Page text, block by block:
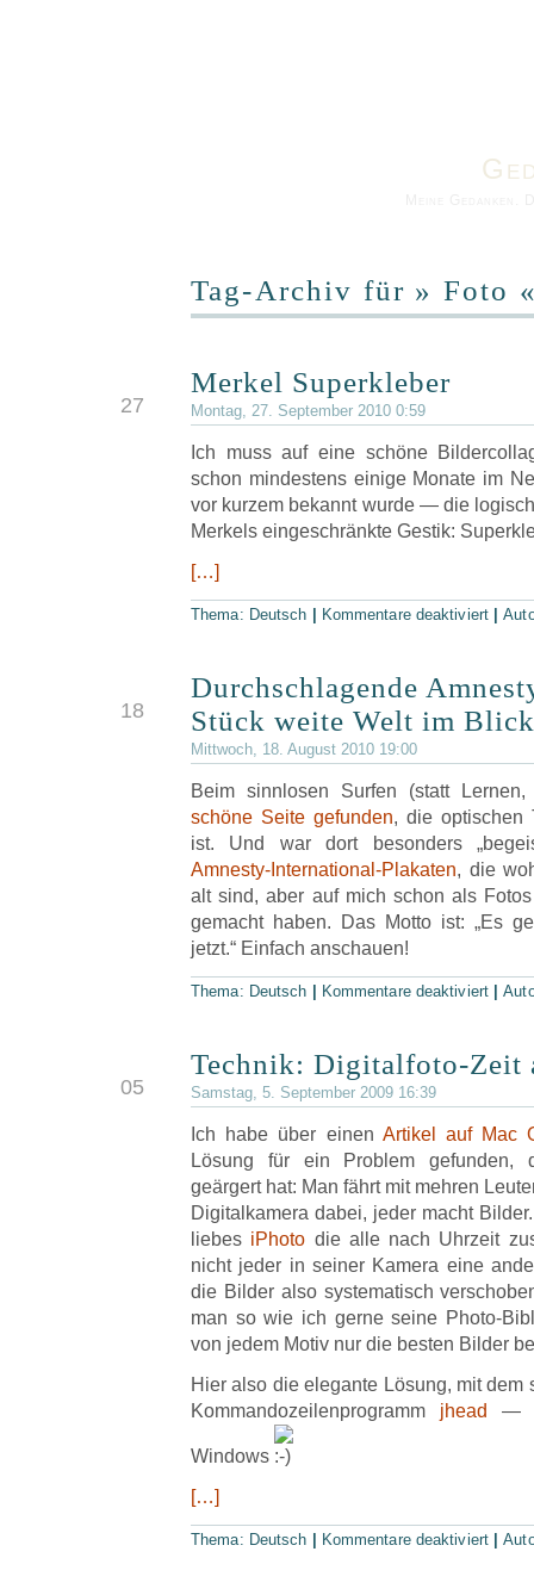
Tag-Archiv für » Foto
27
Merkel Superkleber
Montag, 27. September 2010 0:59
Ich muss auf eine schöne
schon mindestens einige Monate im
vor kurzem bekannt wurde — die
Merkels eingeschränkte Gestik:
[…]
Thema: Deutsch Kommentare deaktiviert|
18
Durchschlagende
Stück weite Welt im Blick
Mittwoch, 18. August 2010 19:00
Beim sinnlosen Surfen (statt
schöne Seite gefunden, die optischen
ist. Und war dort besonders
Amnesty-International-Plakaten, die
alt sind, aber auf mich schon als
gemacht haben. Das Motto ist: „Es
jetzt.“ Einfach anschauen!
Thema: Deutsch Kommentare deaktiviert|
05
Technik: Digitalfoto-Zeit
Samstag, 5. September 2009 16:39
Ich habe über einen Artikel auf Mac
Lösung für ein Problem gefunden,
geärgert hat: Man fährt mit mehren
Digitalkamera dabei, jeder macht
liebes iPhoto die alle nach Uhrzeit
nicht jeder in seiner Kamera eine
die Bilder also systematisch
man so wie ich gerne seine Photo-
von jedem Motiv nur die besten Bilder
Hier also die elegante Lösung, mit dem
Kommandozeilenprogramm jhead —
Windows
[…]
Thema: Deutsch Kommentare deaktiviert|